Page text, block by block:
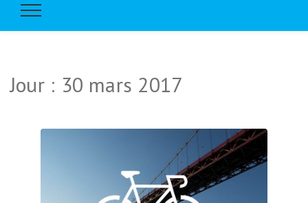
Jour : 30 mars 2017